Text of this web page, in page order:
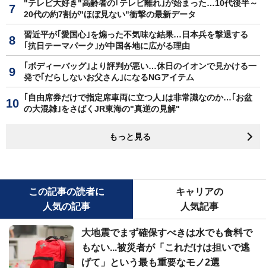
"テレビ大好き"高齢者の｢テレビ離れ｣が始まった…10代後半～
20代の約7割が"ほぼ見ない"衝撃の最新データ
習近平が｢愛国心｣を煽った不気味な結果…日本兵を撃退する
｢抗日テーマパーク｣が中国各地に広がる理由
｢ボディーバッグ｣より評判が悪い…休日のイオンで見かける一
発で｢だらしないお父さん｣になるNGアイテム
｢自由席券だけで指定席車両に立つ人｣は非常識なのか…｢お盆
の大混雑｣をさばくJR東海の"真逆の見解"
もっと見る
この記事の読者に
人気の記事
キャリアの
人気記事
大地震でまず確保すべきは水でも食料で
もない...被災者が「これだけは担いで逃
げて」という最も重要なモノ2選